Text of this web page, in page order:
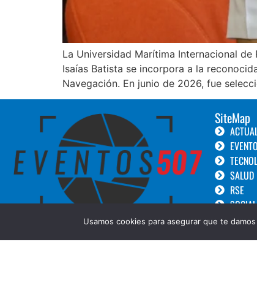
La Universidad Marítima Internacional
Isaías Batista se incorpora a la
Navegación. En junio de 2026, fue
SiteMap
SALUD
RSE
Usamos cookies para asegurar que te